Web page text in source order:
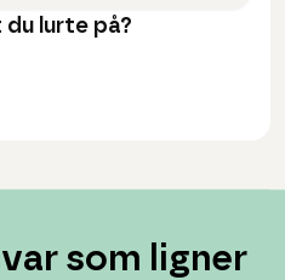
du lurte på?
som ligner